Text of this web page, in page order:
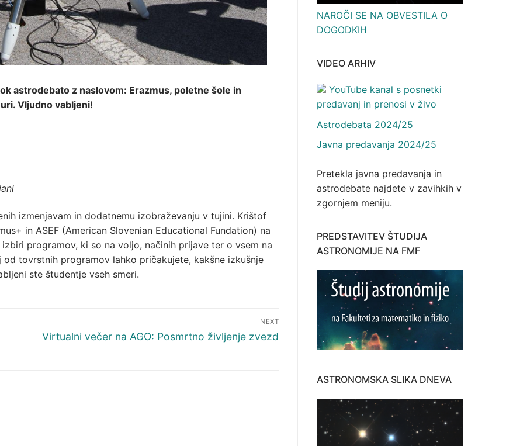
astrodebato z naslovom: Erazmus, poletne šole in
Vljudno vabljeni!
izmenjavam in dodatnemu izobraževanju v tujini. Krištof
in ASEF (American Slovenian Educational Fundation) na
programov, ki so na voljo, načinih prijave ter o vsem na
tovrstnih programov lahko pričakujete, kakšne izkušnje
ste študentje vseh smeri.
NEXT
Next
Virtualni večer na AGO: Posmrtno življenje zvezd
NAROČI SE NA OBVESTILA O
DOGODKIH
VIDEO ARHIV
YouTube kanal s posnetki
predavanj in prenosi v živo
Astrodebata 2024/25
Javna predavanja 2024/25
Pretekla javna predavanja in
astrodebate najdete v zavihkih v
zgornjem meniju.
PREDSTAVITEV ŠTUDIJA
ASTRONOMIJE NA FMF
ASTRONOMSKA SLIKA DNEVA